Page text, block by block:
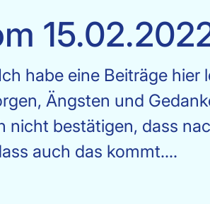
habe eine Beiträge hier
Ängsten und
bestätigen, dass
auch das kommt....